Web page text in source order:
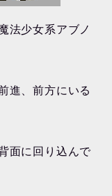
法少女系アブノ
進、前方にいる
面に回り込んで